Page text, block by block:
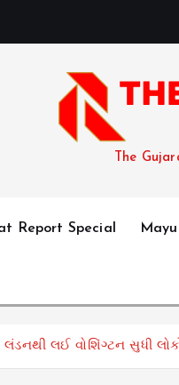
The
Report Special
લંડનથી લઈ વોશિંગ્ટન સુધી